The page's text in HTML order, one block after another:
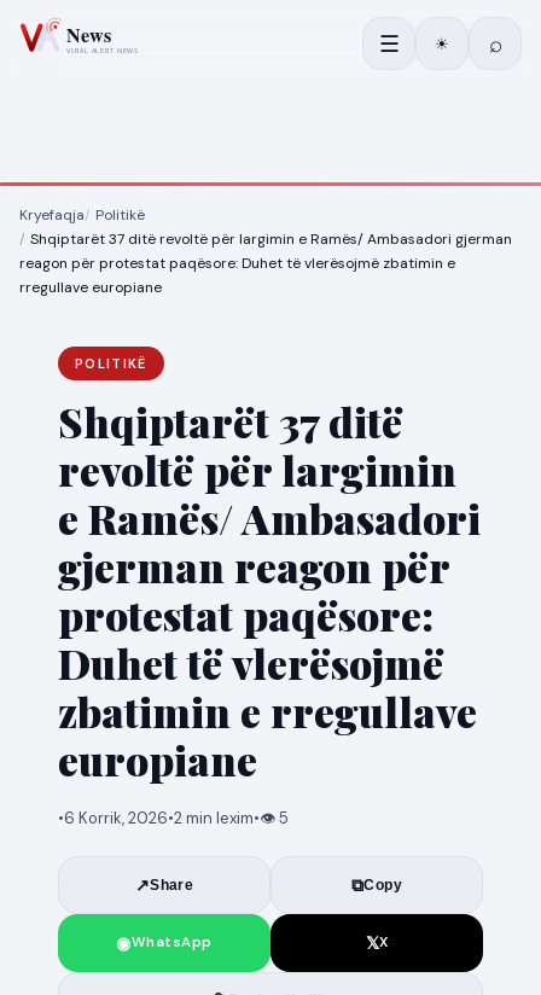
☰ ☀ ⌕
Kryefaqja
Politikë
Shqiptarët 37 ditë revoltë për largimin e Ramës/ Ambasadori gjerman
reagon për protestat paqësore: Duhet të vlerësojmë zbatimin e
rregullave europiane
POLITIKË
Shqiptarët 37 ditë
revoltë për largimin
e Ramës/ Ambasadori
gjerman reagon për
protestat paqësore:
Duhet të vlerësojmë
zbatimin e rregullave
europiane
•6 Korrik, 2026•2 min lexim•👁 5
↗Share ⧉Copy
◉WhatsApp 𝕏X